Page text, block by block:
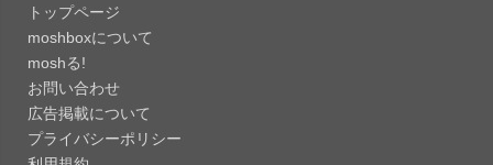
「LINE 26.12.0」iOS向け最新版をリリース。
Liguid G...
「Pokémon GO 0.423.1」iOS向け最新版をリリー
ス。
トップページ
moshboxについて
moshる!
お問い合わせ
広告掲載について
プライバシーポリシー